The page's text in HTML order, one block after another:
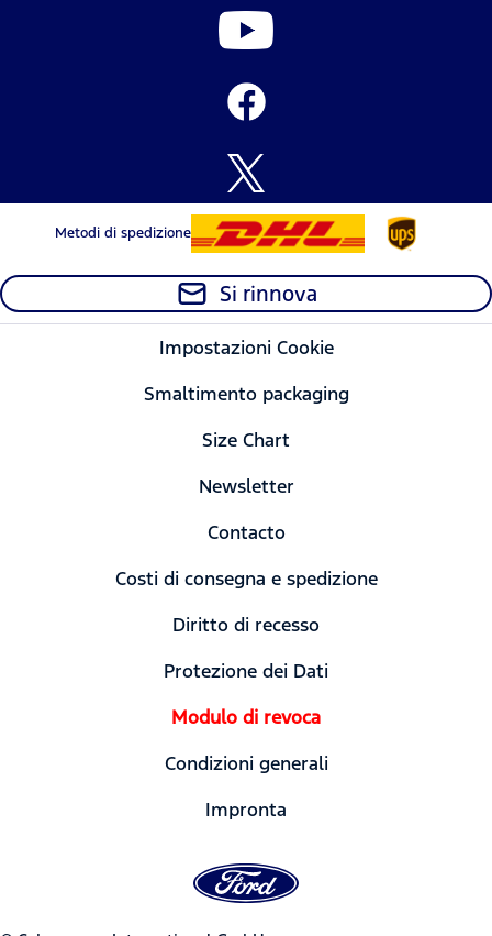
Metodi di spedizione
Si rinnova
Impostazioni Cookie
Smaltimento packaging
Size Chart
Newsletter
Contacto
Costi di consegna e spedizione
Diritto di recesso
Protezione dei Dati
Modulo di revoca
Condizioni generali
Impronta